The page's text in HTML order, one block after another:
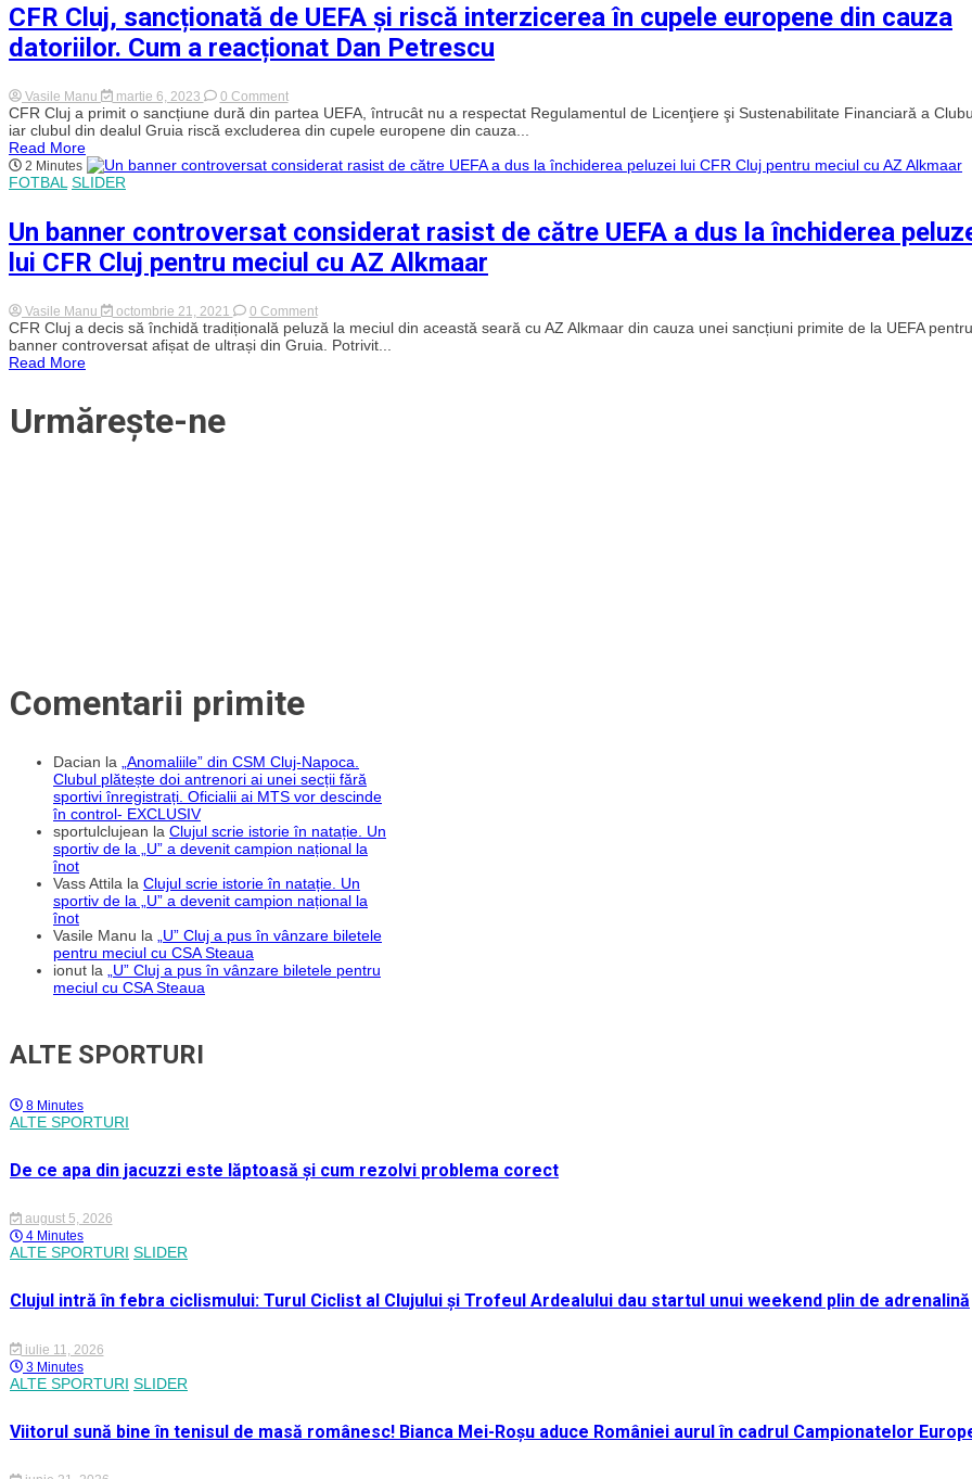
după
meciul
cu
Dinamo
din
preliminariile
Europa
League.
drastică
materiale
pirotenice
CFR Cluj, sancționată de UEFA și riscă interzicerea în cupele europene din cauza
datoriilor. Cum a reacționat Dan Petrescu
Vasile Manu martie 6, 2023 0 Commenton
CFR
Cluj,
sancționată
UEFA
în
cupele
europene
din
datoriilor.
Cum
a
reacționat
CFR Cluj a primit o sancțiune dură din partea UEFA, întrucât nu a respectat Regulamentul de Licenţiere şi Sustenabilitate Financiară a
iar clubul din dealul Gruia riscă excluderea din cupele europene din cauza...
Read More
2 Minutes
FOTBAL SLIDER
Un banner controversat considerat rasist de către UEFA a dus la închiderea
lui CFR Cluj pentru meciul cu AZ Alkmaar
Vasile Manu octombrie 21, 2021 0 Commenton
Un
banner
controversat
CFR Cluj a decis să închidă tradițională peluză la meciul din această seară cu AZ Alkmaar din cauza unei sancțiuni primite de la UEFA
banner controversat afișat de ultrași din Gruia. Potrivit...
Read More
Urmărește-ne
Comentarii primite
Dacian la
„Anomaliile” din CSM Cluj-Napoca.
Clubul plătește doi antrenori ai unei secții fără
sportivi înregistrați. Oficialii ai MTS vor descinde
în control- EXCLUSIV
sportulclujean la Clujul scrie istorie în natație. Un
sportiv de la „U” a devenit campion național la
înot
Vass Attila la Clujul scrie istorie în natație. Un
sportiv de la „U” a devenit campion național la
înot
Vasile Manu la
„U” Cluj a pus în vânzare biletele
pentru meciul cu CSA Steaua
ionut la
„U” Cluj a pus în vânzare biletele pentru
meciul cu CSA Steaua
ALTE SPORTURI
8 Minutes
ALTE SPORTURI
De ce apa din jacuzzi este lăptoasă și cum rezolvi problema corect
august 5, 2026
4 Minutes
ALTE SPORTURI SLIDER
Clujul intră în febra ciclismului: Turul Ciclist al Clujului și Trofeul Ardealului dau startul unui weekend plin de adrenalină
iulie 11, 2026
3 Minutes
ALTE SPORTURI SLIDER
Viitorul sună bine în tenisul de masă românesc! Bianca Mei-Roșu aduce României aurul în cadrul Campionatelor